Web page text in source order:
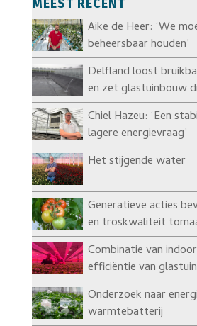
MEEST RECENT
Aike de Heer: ‘We
beheersbaar houden’
Delfland loost
en zet glastuinbouw
Chiel Hazeu: ‘Een
lagere energievraag’
Het stijgende water
Generatieve acties
en troskwaliteit
Combinatie van
efficiëntie van
Onderzoek naar
warmtebatterij